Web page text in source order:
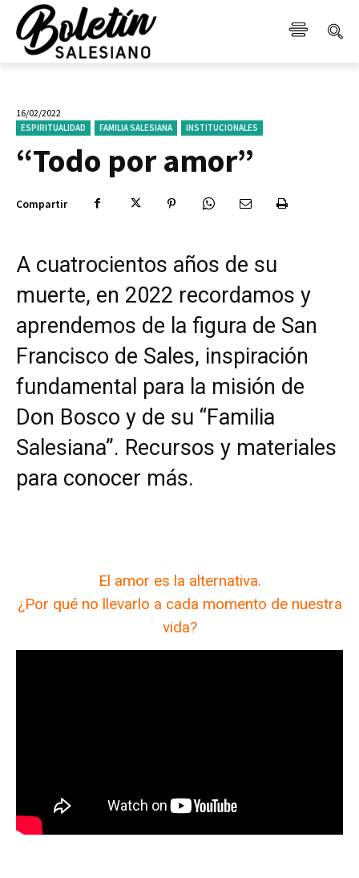
16/02/2022
ESPIRITUALIDAD FAMILIA SALESIANA INSTITUCIONALES
“Todo por amor”
Compartir
A cuatrocientos años de su
muerte, en 2022 recordamos y
aprendemos de la figura de San
Francisco de Sales, inspiración
fundamental para la misión de
Don Bosco y de su “Familia
Salesiana”. Recursos y materiales
para conocer más.
El amor es la alternativa.
¿Por qué no llevarlo a cada momento de nuestra
vida?